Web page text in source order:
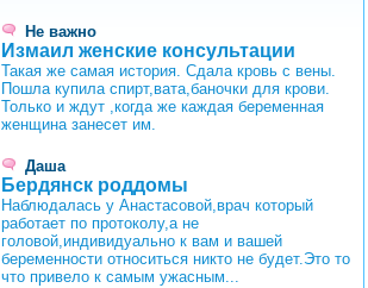
Не важно
Измаил женские консультации
Такая же самая история. Сдала кровь с вены.
Пошла купила спирт,вата,баночки для крови.
Только и ждут ,когда же каждая беременная
женщина занесет им.
Даша
Бердянск роддомы
Наблюдалась у Анастасовой,врач который
работает по протоколу,а не
головой,индивидуально к вам и вашей
беременности относиться никто не будет.Это то
что привело к самым ужасным...